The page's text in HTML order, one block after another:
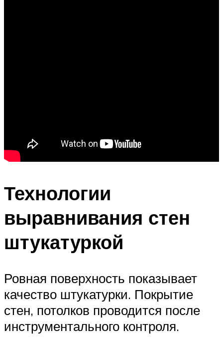
Технологии
выравнивания стен
штукатуркой
Ровная поверхность показывает
качество штукатурки. Покрытие
стен, потолков проводится после
инструментального контроля.